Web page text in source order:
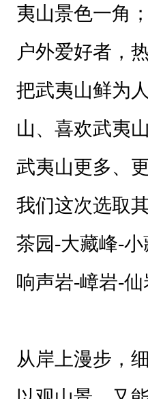
夷山景色一角
户外爱好者，
把武夷山鲜为
山、喜欢武夷
武夷山更多、
我们这次选取
茶园-大藏峰-
响声岩-嶂岩-
从岸上漫步，